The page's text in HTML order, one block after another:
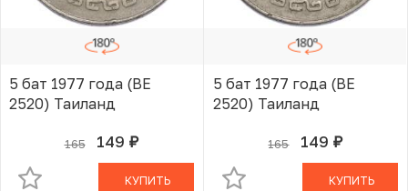
5 бат 1977 года (BE
2520) Таиланд
165 149 руб.
В КОРЗИНЕ
КУПИТЬ
5 бат 1977 года (BE
2520) Таиланд
165 149 руб.
В КОРЗИНЕ
КУПИТЬ